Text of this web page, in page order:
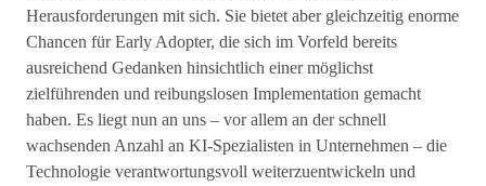
Herausforderungen mit sich. Sie bietet aber gleichzeitig enorme
Chancen für Early Adopter, die sich im Vorfeld bereits
ausreichend Gedanken hinsichtlich einer möglichst
zielführenden und reibungslosen Implementation gemacht
haben. Es liegt nun an uns – vor allem an der schnell
wachsenden Anzahl an KI-Spezialisten in Unternehmen – die
Technologie verantwortungsvoll weiterzuentwickeln und